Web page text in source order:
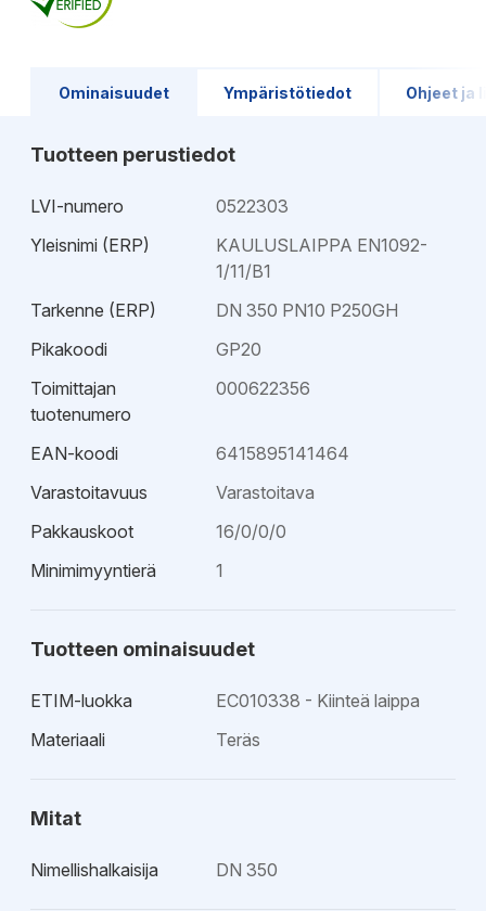
Ominaisuudet Ympäristötiedot Ohjeet ja
Tuotteen perustiedot
LVI-numero
0522303
Yleisnimi (ERP)
KAULUSLAIPPA EN1092-
1/11/B1
Tarkenne (ERP)
DN 350 PN10 P250GH
Pikakoodi
GP20
Toimittajan
tuotenumero
000622356
EAN-koodi
6415895141464
Varastoitavuus
Varastoitava
Pakkauskoot
16/0/0/0
Minimimyyntierä
1
Tuotteen ominaisuudet
ETIM-luokka
EC010338 - Kiinteä laippa
Materiaali
Teräs
Mitat
Nimellishalkaisija DN 350